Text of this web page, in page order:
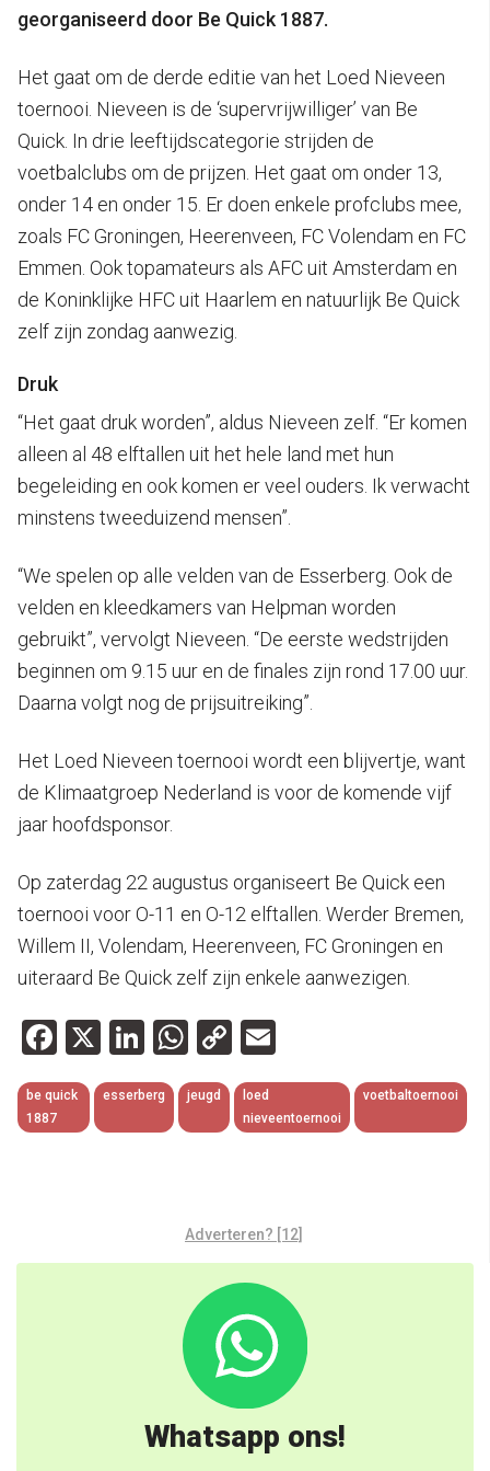
georganiseerd door Be Quick 1887.
Het gaat om de derde editie van het Loed Nieveen
toernooi. Nieveen is de ‘supervrijwilliger’ van Be
Quick. In drie leeftijdscategorie strijden de
voetbalclubs om de prijzen. Het gaat om onder 13,
onder 14 en onder 15. Er doen enkele profclubs mee,
zoals FC Groningen, Heerenveen, FC Volendam en FC
Emmen. Ook topamateurs als AFC uit Amsterdam en
de Koninklijke HFC uit Haarlem en natuurlijk Be Quick
zelf zijn zondag aanwezig.
Druk
“Het gaat druk worden”, aldus Nieveen zelf. “Er komen
alleen al 48 elftallen uit het hele land met hun
begeleiding en ook komen er veel ouders. Ik verwacht
minstens tweeduizend mensen”.
“We spelen op alle velden van de Esserberg. Ook de
velden en kleedkamers van Helpman worden
gebruikt”, vervolgt Nieveen. “De eerste wedstrijden
beginnen om 9.15 uur en de finales zijn rond 17.00 uur.
Daarna volgt nog de prijsuitreiking”.
Het Loed Nieveen toernooi wordt een blijvertje, want
de Klimaatgroep Nederland is voor de komende vijf
jaar hoofdsponsor.
Op zaterdag 22 augustus organiseert Be Quick een
toernooi voor O-11 en O-12 elftallen. Werder Bremen,
Willem II, Volendam, Heerenveen, FC Groningen en
uiteraard Be Quick zelf zijn enkele aanwezigen.
Facebook
X LinkedIn
WhatsApp
Copy
Link
be quick
1887
esserberg jeugd
loed
nieveentoernooi
voetbaltoernooi
Adverteren? [12]
Whatsapp ons!